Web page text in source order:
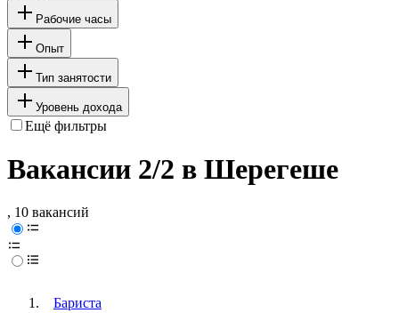
Рабочие часы
Опыт
Тип занятости
Уровень дохода
Ещё фильтры
Вакансии 2/2 в Шерегеше
, 10 вакансий
Бариста